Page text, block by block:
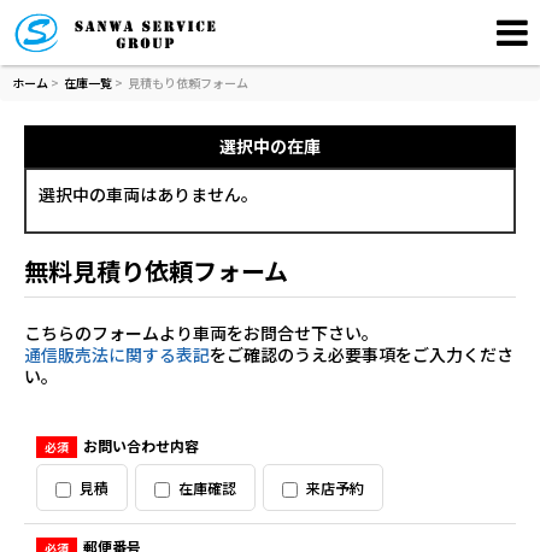
ホーム > 在庫一覧 > 見積もり依頼フォーム
選択中の在庫
選択中の車両はありません。
無料見積り依頼フォーム
こちらのフォームより車両をお問合せ下さい。
通信販売法に関する表記をご確認のうえ必要事項をご入力くださ
い。
必須 お問い合わせ内容
見積 在庫確認 来店予約
必須 郵便番号